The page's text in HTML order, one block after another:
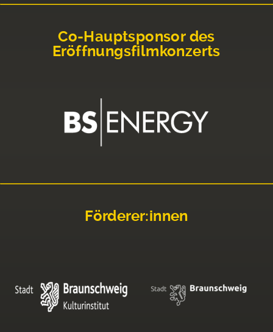
Co-Hauptsponsor des
Eröffnungsfilmkonzerts
Förderer:innen